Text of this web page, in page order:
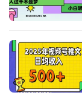
中
创
冒